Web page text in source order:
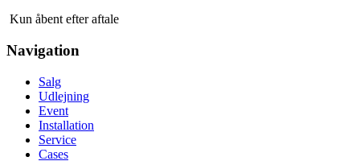
Kun åbent efter aftale
Navigation
Salg
Udlejning
Event
Installation
Service
Cases